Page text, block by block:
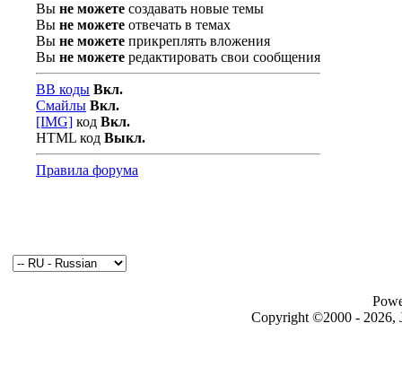
Вы не можете создавать новые темы
Вы не можете отвечать в темах
Вы не можете прикреплять вложения
Вы не можете редактировать свои сообщения
BB коды Вкл.
Смайлы Вкл.
[IMG] код Вкл.
HTML код Выкл.
Правила форума
Copyright ©2000 - 2026,